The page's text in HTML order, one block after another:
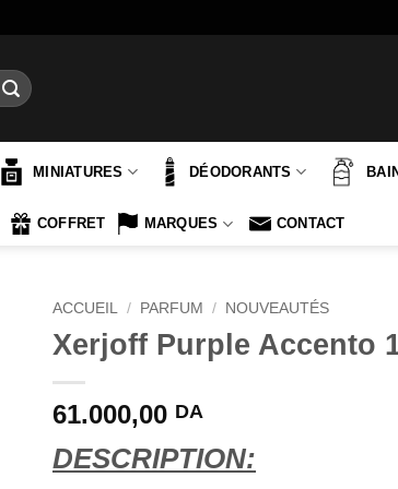
MINIATURES DÉODORANTS
COFFRET MARQUES CONTACT
ACCUEIL / PARFUM / NOUVEAUTÉS
Xerjoff Purple Accento
61.000,00 DA
DESCRIPTION: